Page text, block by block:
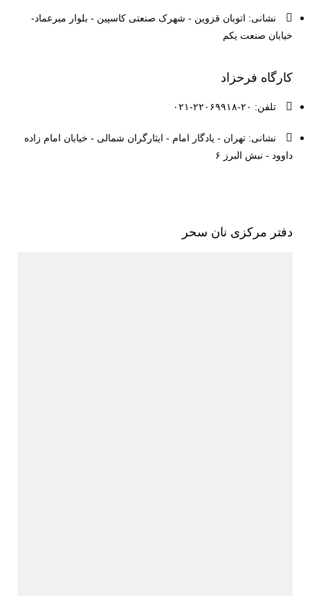
نشانی: اتوبان قزوین - شهرک صنعتی کاسپین - بلوار میرعماد-
خیابان صنعت یکم
کارگاه فرحزاد
تلفن: ۲۰-۲۲۰۶۹۹۱۸-۰۲۱
نشانی: تهران - یادگار امام - ایثارگران شمالی - خیابان امام زاده
داوود - نبش البرز ۶
دفتر مرکزی نان سحر